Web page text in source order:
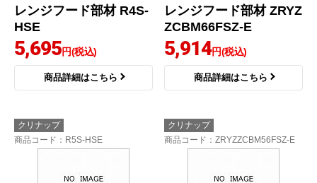
レンジフード部材 R4S-
HSE
5,695円(税込)
商品詳細はこちら
レンジフード部材 ZRYZ
ZCBM66FSZ-E
5,914円(税込)
商品詳細はこちら
クリナップ
商品コード ：R5S-HSE
クリナップ
商品コード ：ZRYZZCBM56FSZ-E